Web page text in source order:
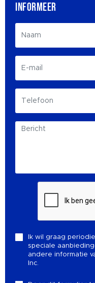
INFORMEER
Ik wil graag
speciale
andere informatie
Inc.